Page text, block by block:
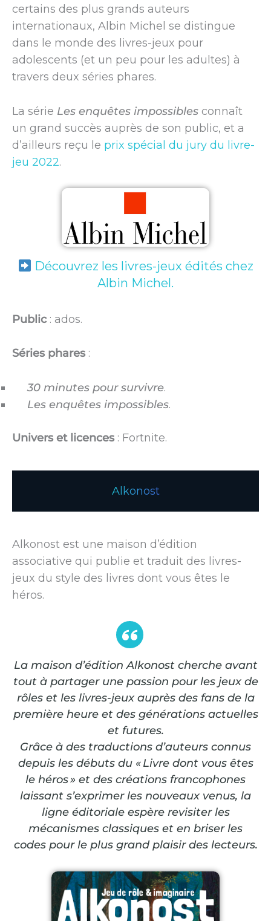
certains des plus grands auteurs
internationaux, Albin Michel se distingue
dans le monde des livres-jeux pour
adolescents (et un peu pour les adultes) à
travers deux séries phares.
La série Les enquêtes impossibles connaît
un grand succès auprès de son public, et a
d’ailleurs reçu le prix spécial du jury du livre-
jeu 2022.
Découvrez les livres-jeux édités chez
Albin Michel.
Public: ados.
Séries phares:
30 minutes pour survivre.
Les enquêtes impossibles.
Univers et licences: Fortnite.
Alkonost
Alkonost est une maison d’édition
associative qui publie et traduit des livres-
jeux du style des livres dont vous êtes le
héros.
La maison d’édition Alkonost cherche avant
tout à partager une passion pour les jeux de
rôles et les livres-jeux auprès des fans de la
première heure et des générations actuelles
et futures.
Grâce à des traductions d’auteurs connus
depuis les débuts du « Livre dont vous êtes
le héros » et des créations francophones
laissant s’exprimer les nouveaux venus, la
ligne éditoriale espère revisiter les
mécanismes classiques et en briser les
codes pour le plus grand plaisir des lecteurs.